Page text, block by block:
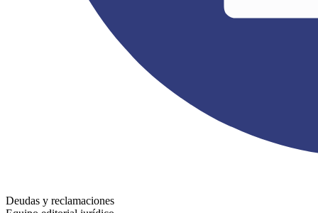
Deudas y reclamaciones